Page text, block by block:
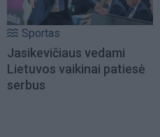
Sportas
Jasikevičiaus vedami
Lietuvos vaikinai patiesė
serbus